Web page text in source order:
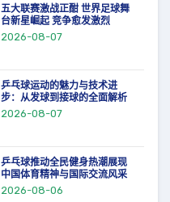
五大联赛激战正酣 世界足球舞
台新星崛起 竞争愈发激烈
2026-08-07
乒乓球运动的魅力与技术进
步：从发球到接球的全面解析
2026-08-07
乒乓球推动全民健身热潮展现
中国体育精神与国际交流风采
2026-08-06